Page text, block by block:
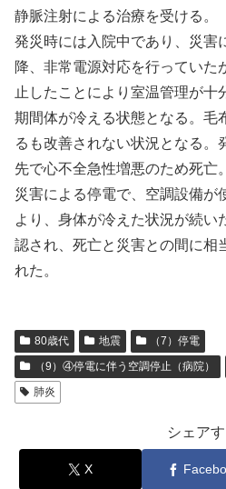
静脈注射による治療を受ける。
発災時には入院中であり、災害
降、非常電源対応を行っていた
止したことにより室温管理が十
期間体が冷える状態となる。毛
るも改善されない状況となる。
先で心不全急性増悪のため死亡。
災害による停電で、空調設備が
より、身体が冷えた状況が続い
認され、死亡と災害との間に相
れた。
80歳代 地震
（7）停電
（9）④停電に伴う空調停止（病院）
肺炎
シェア
X